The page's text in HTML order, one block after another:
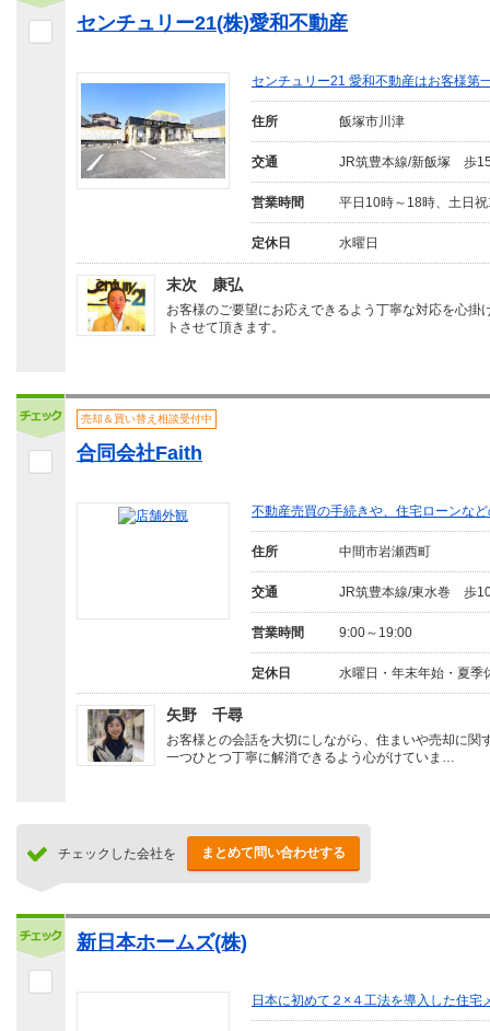
センチュリー21(株)愛和不動産
センチュリー21 愛和不動産はお客様第
住所 飯塚市川津
交通 JR筑豊本線/新飯塚 歩
営業時間 平日10時～18時、土日
定休日 水曜日
末次 康弘
お客様のご要望にお応えできるよう丁寧な対応を心掛
トさせて頂きます。
売却＆買い替え相談受付中
合同会社Faith
不動産売買の手続きや、住宅ローンな
住所 中間市岩瀬西町
交通 JR筑豊本線/東水巻 歩
営業時間 9:00～19:00
定休日 水曜日・年末年始・夏季
矢野 千尋
お客様との会話を大切にしながら、住まいや売却に関
一つひとつ丁寧に解消できるよう心がけていま…
チェックした会社を まとめて問い合わせする
新日本ホームズ(株)
日本に初めて２×４工法を導入した住宅